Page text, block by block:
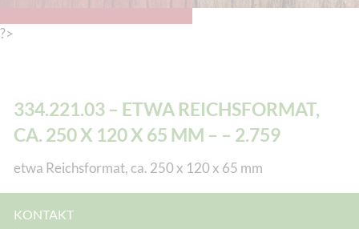
?>
334.221.03 – ETWA REICHSFORMAT,
CA. 250 X 120 X 65 MM – – 2.759
etwa Reichsformat, ca. 250 x 120 x 65 mm
KONTAKT